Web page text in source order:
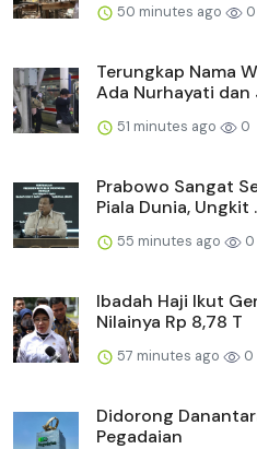
50 minutes ago 0
Terungkap Nama
Ada Nurhayati dan
51 minutes ago 0
Prabowo Sangat
Piala Dunia, Ungkit
55 minutes ago 0
Ibadah Haji Ikut
Nilainya Rp 8,78 T
57 minutes ago 0
Didorong
Pegadaian